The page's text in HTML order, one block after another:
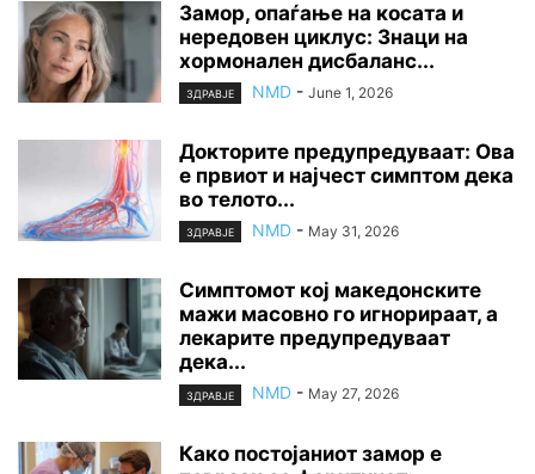
Замор, опаѓање на косата и
нередовен циклус: Знаци на
хормонален дисбаланс...
ЗДРАВЈЕ NMD - June 1, 2026
Докторите предупредуваат: Ова
е првиот и најчест симптом дека
во телото...
ЗДРАВЈЕ NMD - May 31, 2026
Симптомот кој македонските
мажи масовно го игнорираат, а
лекарите предупредуваат
дека...
ЗДРАВЈЕ NMD - May 27, 2026
Како постојаниот замор е